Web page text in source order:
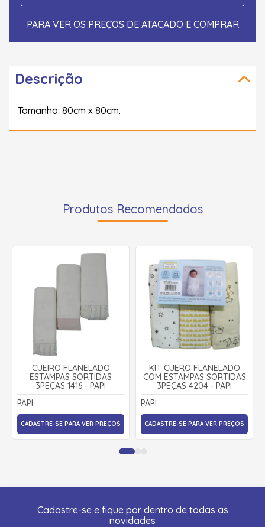
PARA VER OS PREÇOS DE ATACADO E COMPRAR
Descrição
Tamanho: 80cm x 80cm.
Produtos Recomendados
CUEIRO FLANELADO
ESTAMPAS SORTIDAS
3PEÇAS 1416 - PAPI
PAPI
CADASTRE-SE PARA VER PREÇOS
KIT CUERO FLANELADO
COM ESTAMPAS SORTIDAS
3PEÇAS 4204 - PAPI
PAPI
CADASTRE-SE PARA VER PREÇOS
Cadastre-se e fique por dentro de todas as
novidades